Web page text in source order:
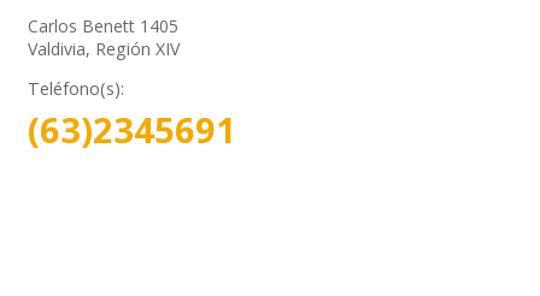
Carlos Benett 1405
Valdivia, Región XIV
Teléfono(s):
(63)2345691